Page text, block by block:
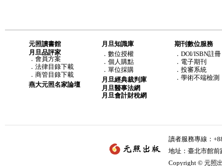
元照讀書館
月旦品評家
． 會員方案
． 法律目錄下載
． 商管目錄下載
燕大元照名家論壇
月旦知識庫
． 數位授權
． 個人購點
． 單位採購
月旦經典裁判庫
月旦醫事法網
月旦會計財稅網
期刊數位服務
．DOI/ISBN註冊
．電子期刊
．投審系統
．學術不端檢測
讀者服務專線：
地址：臺北市館
Copyright © 元照